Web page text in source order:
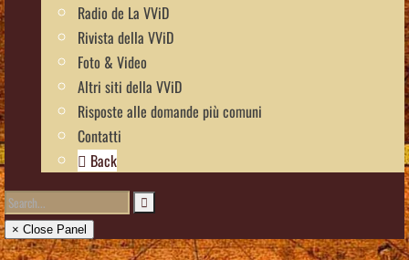
Radio de La VViD
Rivista della VViD
Foto & Video
Altri siti della VViD
Risposte alle domande più comuni
Contatti
Back
× Close Panel